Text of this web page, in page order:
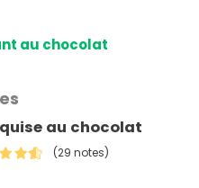
au chocolat
au chocolat
(29 notes)